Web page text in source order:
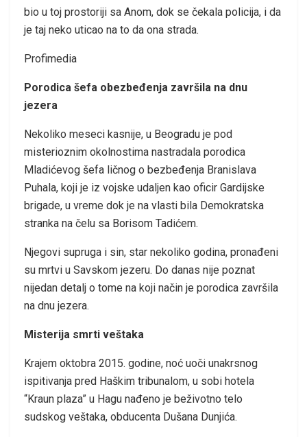
bio u toj prostoriji sa Anom, dok se čekala policija, i da
je taj neko uticao na to da ona strada.
Profimedia
Porodica šefa obezbeđenja završila na dnu
jezera
Nekoliko meseci kasnije, u Beogradu je pod
misterioznim okolnostima nastradala porodica
Mladićevog šefa ličnog o bezbeđenja Branislava
Puhala, koji je iz vojske udaljen kao oficir Gardijske
brigade, u vreme dok je na vlasti bila Demokratska
stranka na čelu sa Borisom Tadićem.
Njegovi supruga i sin, star nekoliko godina, pronađeni
su mrtvi u Savskom jezeru. Do danas nije poznat
nijedan detalj o tome na koji način je porodica završila
na dnu jezera.
Misterija smrti veštaka
Krajem oktobra 2015. godine, noć uoči unakrsnog
ispitivanja pred Haškim tribunalom, u sobi hotela
“Kraun plaza” u Hagu nađeno je beživotno telo
sudskog veštaka, obducenta Dušana Dunjića.